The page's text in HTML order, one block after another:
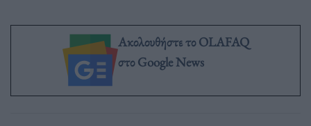
Ακολουθήστε το OLAFAQ
στο Google News